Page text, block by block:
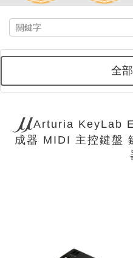
全
Arturia KeyLab
成器 MIDI 主控鍵盤